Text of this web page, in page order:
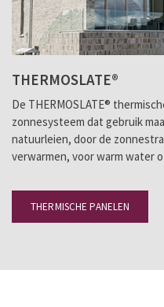
THERMOSLATE®
De THERMOSLATE®
zonnesysteem dat gebruik
natuurleien, door de
verwarmen, voor warm water
THERMISCHE PANELEN